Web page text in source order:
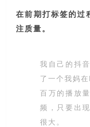
在前期打标签的过
注质量。
我自己的抖
了一个我妈
百万的播放
频，只要出
很大。